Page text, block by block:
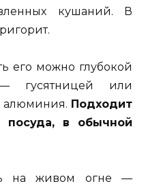
кушаний. В
его можно глубокой
гусятницей или
алюминия. Подходит
посуда, в обычной
на живом огне —